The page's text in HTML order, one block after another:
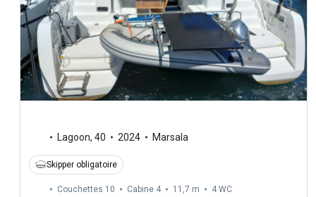
Lagoon, 40 2024 Marsala
Skipper obligatoire
Couchettes 10 Cabine 4 11,7 m 4 WC